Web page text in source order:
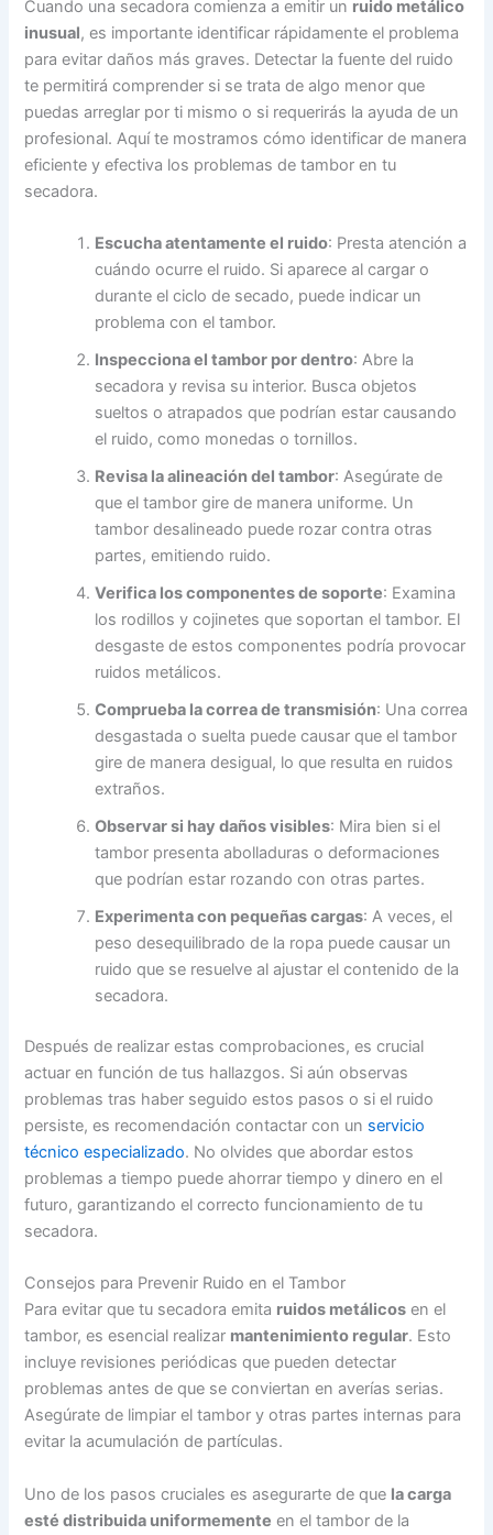
Cuando una secadora comienza a emitir un ruido metálico
inusual, es importante identificar rápidamente el problema
para evitar daños más graves. Detectar la fuente del ruido
te permitirá comprender si se trata de algo menor que
puedas arreglar por ti mismo o si requerirás la ayuda de un
profesional. Aquí te mostramos cómo identificar de manera
eficiente y efectiva los problemas de tambor en tu
secadora.
Escucha atentamente el ruido: Presta atención a
cuándo ocurre el ruido. Si aparece al cargar o
durante el ciclo de secado, puede indicar un
problema con el tambor.
Inspecciona el tambor por dentro: Abre la
secadora y revisa su interior. Busca objetos
sueltos o atrapados que podrían estar causando
el ruido, como monedas o tornillos.
Revisa la alineación del tambor: Asegúrate de
que el tambor gire de manera uniforme. Un
tambor desalineado puede rozar contra otras
partes, emitiendo ruido.
Verifica los componentes de soporte: Examina
los rodillos y cojinetes que soportan el tambor. El
desgaste de estos componentes podría provocar
ruidos metálicos.
Comprueba la correa de transmisión: Una correa
desgastada o suelta puede causar que el tambor
gire de manera desigual, lo que resulta en ruidos
extraños.
Observar si hay daños visibles: Mira bien si el
tambor presenta abolladuras o deformaciones
que podrían estar rozando con otras partes.
Experimenta con pequeñas cargas: A veces, el
peso desequilibrado de la ropa puede causar un
ruido que se resuelve al ajustar el contenido de la
secadora.
Después de realizar estas comprobaciones, es crucial
actuar en función de tus hallazgos. Si aún observas
problemas tras haber seguido estos pasos o si el ruido
persiste, es recomendación contactar con un servicio
técnico especializado. No olvides que abordar estos
problemas a tiempo puede ahorrar tiempo y dinero en el
futuro, garantizando el correcto funcionamiento de tu
secadora.
Consejos para Prevenir Ruido en el Tambor
Para evitar que tu secadora emita ruidos metálicos en el
tambor, es esencial realizar mantenimiento regular. Esto
incluye revisiones periódicas que pueden detectar
problemas antes de que se conviertan en averías serias.
Asegúrate de limpiar el tambor y otras partes internas para
evitar la acumulación de partículas.
Uno de los pasos cruciales es asegurarte de que la carga
esté distribuida uniformemente en el tambor de la